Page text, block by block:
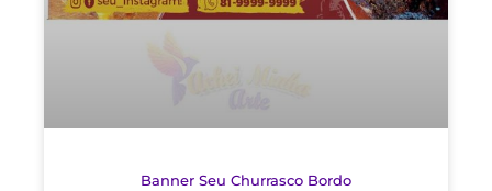
Banner Seu Churrasco Bordo